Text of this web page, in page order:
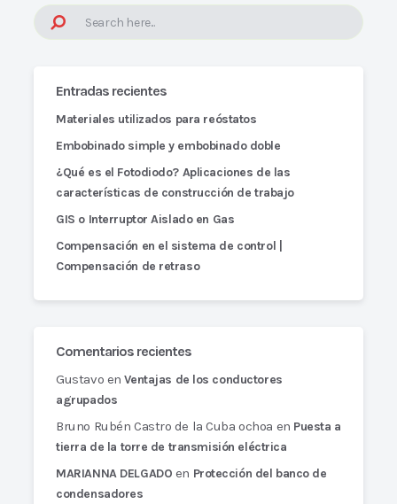
Entradas recientes
Materiales utilizados para reóstatos
Embobinado simple y embobinado doble
¿Qué es el Fotodiodo? Aplicaciones de las
características de construcción de trabajo
GIS o Interruptor Aislado en Gas
Compensación en el sistema de control |
Compensación de retraso
Comentarios recientes
Gustavo enVentajas de los conductores
agrupados
Bruno Rubén Castro de la Cuba ochoa en Puesta a
tierra de la torre de transmisión eléctrica
MARIANNA DELGADO en Protección del banco de
condensadores